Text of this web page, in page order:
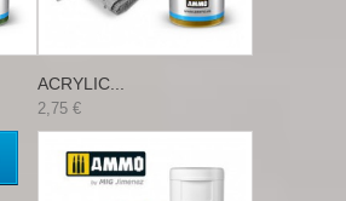
ACRYLIC...
2,75 €